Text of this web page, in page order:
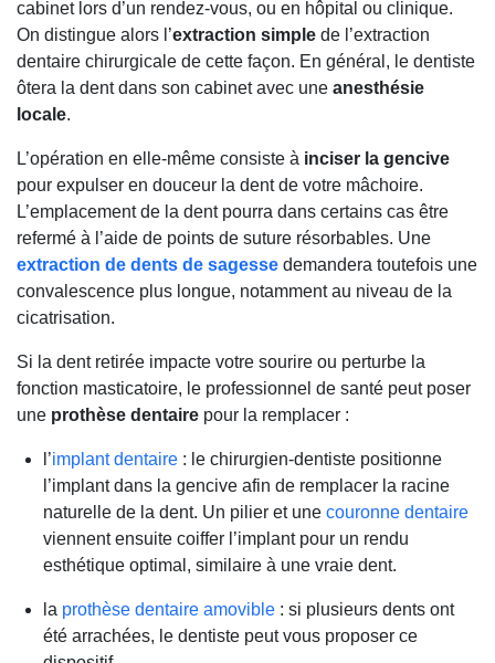
cabinet lors d’un rendez-vous, ou en hôpital ou clinique.
On distingue alors l’extraction simple de l’extraction
dentaire chirurgicale de cette façon. En général, le dentiste
ôtera la dent dans son cabinet avec une anesthésie
locale.
L’opération en elle-même consiste à inciser la gencive
pour expulser en douceur la dent de votre mâchoire.
L’emplacement de la dent pourra dans certains cas être
refermé à l’aide de points de suture résorbables. Une
extraction de dents de sagesse demandera toutefois une
convalescence plus longue, notamment au niveau de la
cicatrisation.
Si la dent retirée impacte votre sourire ou perturbe la
fonction masticatoire, le professionnel de santé peut poser
une prothèse dentaire pour la remplacer :
l’implant dentaire : le chirurgien-dentiste positionne
l’implant dans la gencive afin de remplacer la racine
naturelle de la dent. Un pilier et une couronne dentaire
viennent ensuite coiffer l’implant pour un rendu
esthétique optimal, similaire à une vraie dent.
la prothèse dentaire amovible : si plusieurs dents ont
été arrachées, le dentiste peut vous proposer ce